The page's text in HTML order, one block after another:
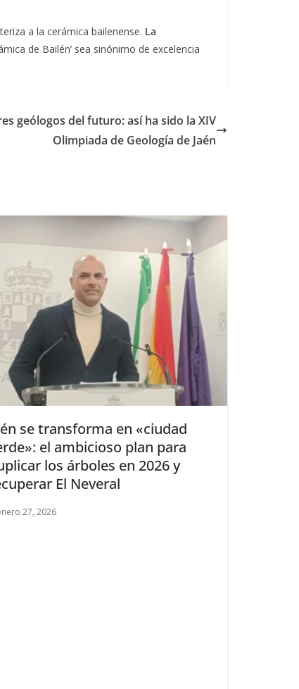
a la cerámica bailenense. La
de Bailén’ sea sinónimo de excelencia
geólogos del futuro: así ha sido la XIV
Olimpiada de Geología de Jaén
se transforma en «ciudad
el ambicioso plan para
los árboles en 2026 y
El Neveral
27, 2026